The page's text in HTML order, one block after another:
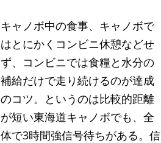
キャノボ中の食事、キャノボで
はとにかくコンビニ休憩などせ
ず、コンビニでは食糧と水分の
補給だけで走り続けるのが達成
のコツ。というのは比較的距離
が短い東海道キャノボでも、全
体で3時間強信号待ちがある。信